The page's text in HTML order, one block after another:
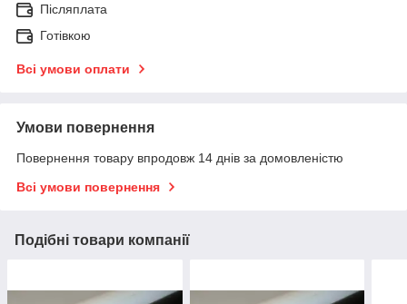
Післяплата
Готівкою
Всі умови оплати
Умови повернення
Повернення товару впродовж 14 днів за домовленістю
Всі умови повернення
Подібні товари компанії